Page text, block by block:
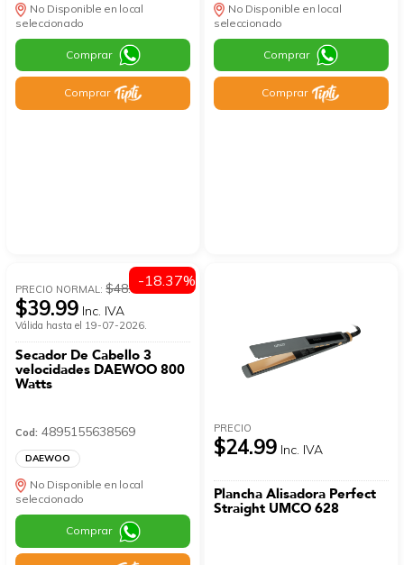
No Disponible en local
seleccionado
Comprar
Comprar
No Disponible en local
seleccionado
Comprar
Comprar
PRECIO NORMAL:$48.99
$39.99 Inc. IVA
Válida hasta el 19-07-2026.
Secador De Cabello 3
velocidades DAEWOO 800
Watts
Cod: 4895155638569
DAEWOO
No Disponible en local
seleccionado
Comprar
-18.37%
PRECIO
$24.99 Inc. IVA
Plancha Alisadora Perfect
Straight UMCO 628